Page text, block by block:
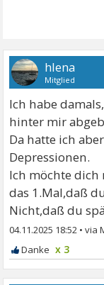
hlena
Mitglied
Ich habe
hinter mir
Da hatte ich
Depressionen.
Ich möchte dich
das 1.Mal,daß
Nicht,daß du
04.11.2025 18:52 •
x 3